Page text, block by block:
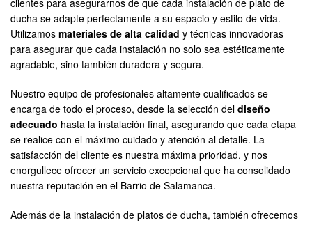
clientes para asegurarnos de que cada instalación de plato de
ducha se adapte perfectamente a su espacio y estilo de vida.
Utilizamos materiales de alta calidad y técnicas innovadoras
para asegurar que cada instalación no solo sea estéticamente
agradable, sino también duradera y segura.
Nuestro equipo de profesionales altamente cualificados se
encarga de todo el proceso, desde la selección del diseño
adecuado hasta la instalación final, asegurando que cada etapa
se realice con el máximo cuidado y atención al detalle. La
satisfacción del cliente es nuestra máxima prioridad, y nos
enorgullece ofrecer un servicio excepcional que ha consolidado
nuestra reputación en el Barrio de Salamanca.
Además de la instalación de platos de ducha, también ofrecemos